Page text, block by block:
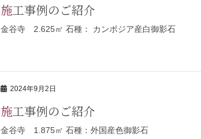
施工事例のご紹介
金谷寺 2.625㎡ 石種： カンボジア産白御影石
2024年9月2日
施工事例のご紹介
金谷寺 1.875㎡ 石種：外国産色御影石